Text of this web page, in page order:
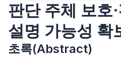
판단 주체 보호
설명 가능성 확
초록(Abstract)